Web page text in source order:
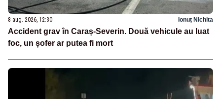
8 aug. 2026, 12:30 Ionuț Nichita
Accident grav în Caraș-Severin. Două vehicule au luat
foc, un șofer ar putea fi mort